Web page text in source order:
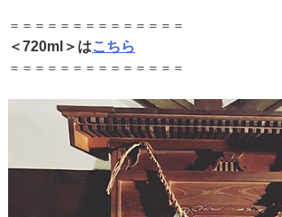
＝＝＝＝＝＝＝＝＝＝＝＝＝＝
＜720ml＞はこちら
＝＝＝＝＝＝＝＝＝＝＝＝＝＝